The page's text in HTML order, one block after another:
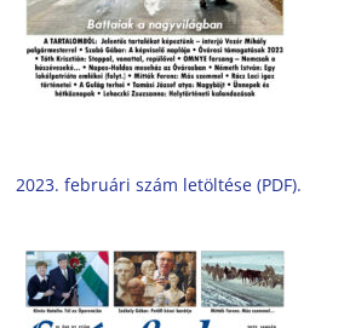
2023. februári szám letöltése (PDF).